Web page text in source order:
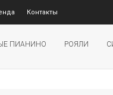
Контакты
ПИАНИНО РОЯЛИ